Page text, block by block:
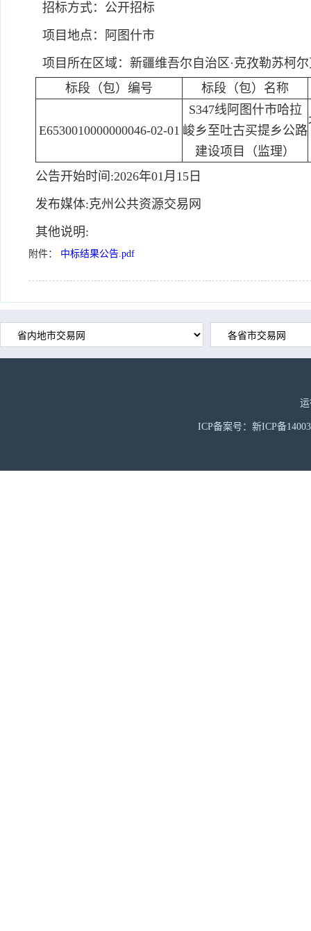
招标方式：公开招标
项目地点：阿图什市
项目所在区域：新疆维吾尔自治区·克孜勒苏柯
标段（包）编号
标段（包）名称
E6530010000000046-02-01
S347线阿图什市哈拉
峻乡至吐古买提乡公路
建设项目（监理）
公告开始时间:2026年01月15日
发布媒体:克州公共资源交易网
其他说明:
附件： 中标结果公告.pdf
ICP备案号：新ICP备